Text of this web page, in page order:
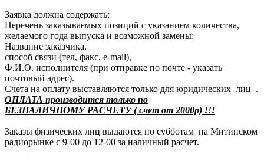
Заявка должна содержать:
Перечень заказываемых позиций с указанием количества,
желаемого года выпуска и возможной замены;
Название заказчика,
способ связи (тел, факс, e-mail),
Ф.И.О. исполнителя (при отправке по почте - указать
почтовый адрес).
Счета на оплату выставляются только для юридических лиц .
ОПЛАТА производится только по
БЕЗНАЛИЧНОМУ РАСЧЕТУ ( счет от 2000р) !!!
Заказы физических лиц выдаются по субботам на Митинском
радиорынке с 9-00 до 12-00 за наличный расчет.